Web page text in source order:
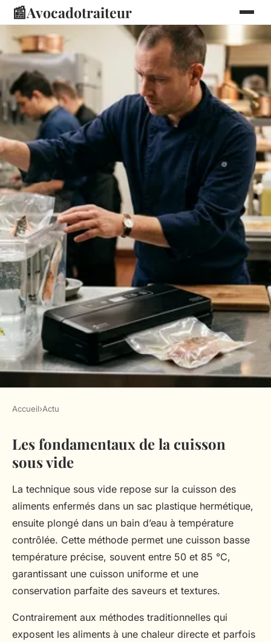
📰Avocadotraiteur
Quels sont les avantages des
techniques de cuisson sous
vide dans la cuisine moderne ?
Ali 20 juillet 2025 • 4 min de lecture
Accueil›Actu
Les fondamentaux de la cuisson
sous vide
La technique sous vide repose sur la cuisson des
aliments enfermés dans un sac plastique hermétique,
ensuite plongé dans un bain d’eau à température
contrôlée. Cette méthode permet une cuisson basse
température précise, souvent entre 50 et 85 °C,
garantissant une cuisson uniforme et une
conservation parfaite des saveurs et textures.
Contrairement aux méthodes traditionnelles qui
exposent les aliments à une chaleur directe et parfois